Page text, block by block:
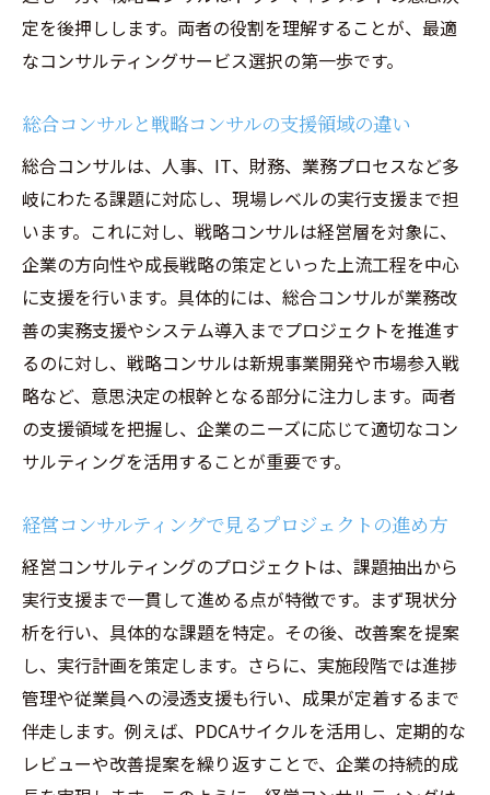
定を後押しします。両者の役割を理解することが、最適
なコンサルティングサービス選択の第一歩です。
総合コンサルと戦略コンサルの支援領域の違い
総合コンサルは、人事、IT、財務、業務プロセスなど多
岐にわたる課題に対応し、現場レベルの実行支援まで担
います。これに対し、戦略コンサルは経営層を対象に、
企業の方向性や成長戦略の策定といった上流工程を中心
に支援を行います。具体的には、総合コンサルが業務改
善の実務支援やシステム導入までプロジェクトを推進す
るのに対し、戦略コンサルは新規事業開発や市場参入戦
略など、意思決定の根幹となる部分に注力します。両者
の支援領域を把握し、企業のニーズに応じて適切なコン
サルティングを活用することが重要です。
経営コンサルティングで見るプロジェクトの進め方
経営コンサルティングのプロジェクトは、課題抽出から
実行支援まで一貫して進める点が特徴です。まず現状分
析を行い、具体的な課題を特定。その後、改善案を提案
し、実行計画を策定します。さらに、実施段階では進捗
管理や従業員への浸透支援も行い、成果が定着するまで
伴走します。例えば、PDCAサイクルを活用し、定期的な
レビューや改善提案を繰り返すことで、企業の持続的成